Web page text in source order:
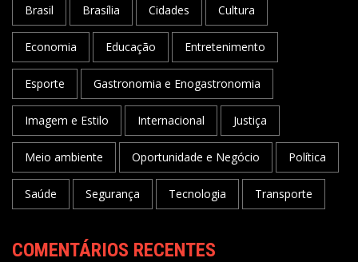
Brasil Brasília Cidades Cultura
Economia Educação Entretenimento
Esporte Gastronomia e Enogastronomia
Imagem e Estilo Internacional Justiça
Meio ambiente Oportunidade e Negócio Política
Saúde Segurança Tecnologia Transporte
COMENTÁRIOS RECENTES